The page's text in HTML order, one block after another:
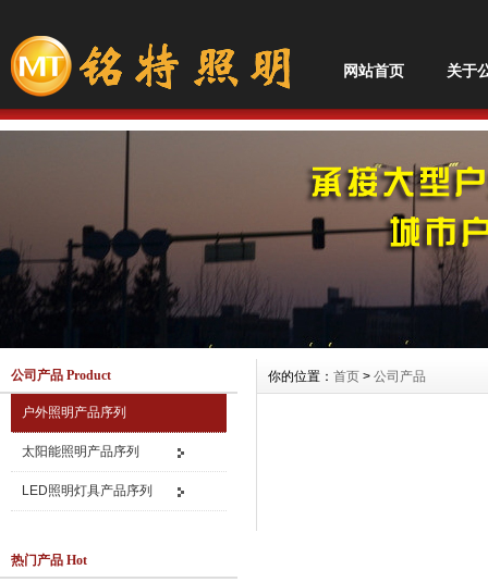
网站首页 关于
公司产品 Product
户外照明产品序列
太阳能照明产品序列
LED照明灯具产品序列
热门产品 Hot
你的位置： 首页 > 公司产品